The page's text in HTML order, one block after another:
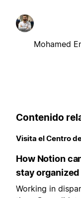
Mohamed
Contenido
Visita el Centro
How Notion
stay
Working in